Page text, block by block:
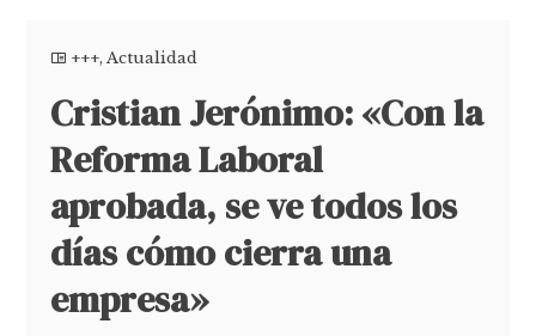
+++,Actualidad
Cristian Jerónimo: «Con la
Reforma Laboral
aprobada, se ve todos los
días cómo cierra una
empresa»